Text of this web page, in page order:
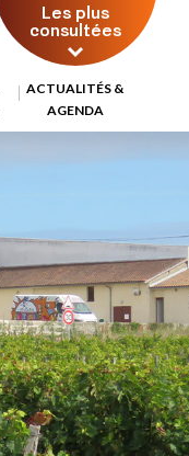
Les plus
consultées
ACTUALITÉS &
AGENDA